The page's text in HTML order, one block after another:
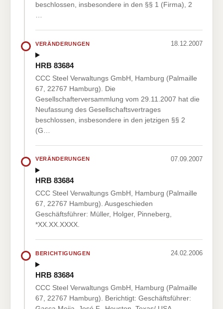
beschlossen, insbesondere in den §§ 1 (Firma), 2
…
VERÄNDERUNGEN 18.12.2007
HRB 83684
CCC Steel Verwaltungs GmbH, Hamburg (Palmaille
67, 22767 Hamburg). Die
Gesellschafterversammlung vom 29.11.2007 hat die
Neufassung des Gesellschaftsvertrages
beschlossen, insbesondere in den jetzigen §§ 2
(G…
VERÄNDERUNGEN 07.09.2007
HRB 83684
CCC Steel Verwaltungs GmbH, Hamburg (Palmaille
67, 22767 Hamburg). Ausgeschieden
Geschäftsführer: Müller, Holger, Pinneberg,
*XX.XX.XXXX.
BERICHTIGUNGEN 24.02.2006
HRB 83684
CCC Steel Verwaltungs GmbH, Hamburg (Palmaille
67, 22767 Hamburg). Berichtigt: Geschäftsführer: